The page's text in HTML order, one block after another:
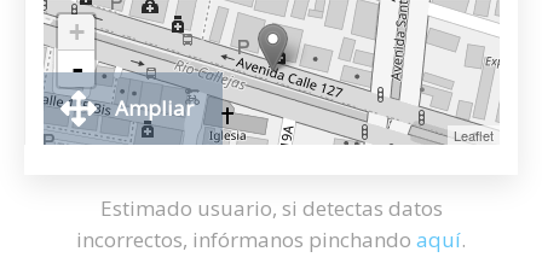
+
-
Leaflet
Ampliar
Estimado usuario, si detectas datos
incorrectos, infórmanos pinchando aquí.